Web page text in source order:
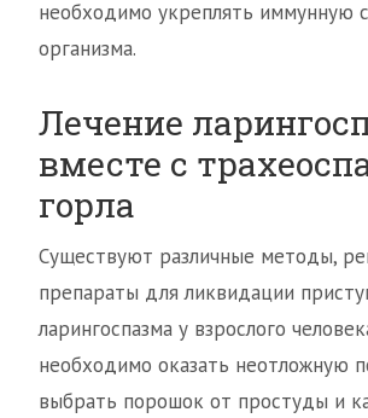
необходимо укреплять иммунную
организма.
Лечение
вместе с
горла
Существуют различные методы,
препараты для ликвидации
ларингоспазма у взрослого
необходимо оказать неотложную
выбрать порошок от простуды и